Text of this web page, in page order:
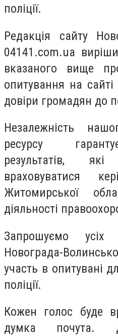
поліції.
Редакція сайту
04141.com.ua
вказаного вище
опитування на
довіри громадян до
Незалежність
ресурсу
результатів,
враховуватися
Житомирської
діяльності
Запрошуємо усіх
Новограда-
участь в опитувані
поліції.
Кожен голос буде
думка почута.